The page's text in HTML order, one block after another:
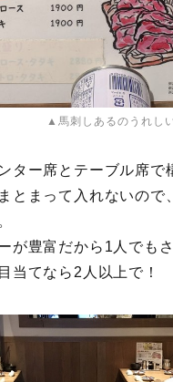
▲馬刺しあるのうれし
ター席とテーブル席で
とまって入れないので
が豊富だから1人でも
当てなら2人以上で！